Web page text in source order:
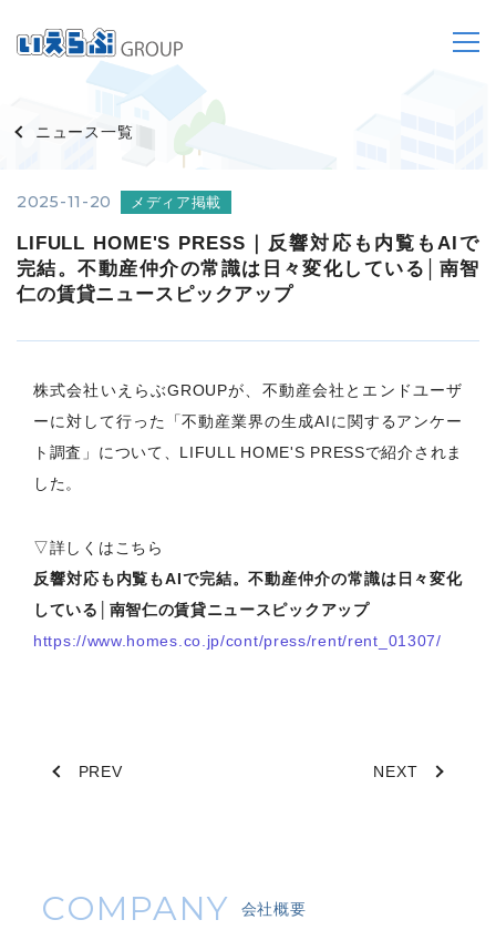
ニュース一覧
2025-11-20 メディア掲載
LIFULL HOME'S PRESS｜反響対応も内覧もAIで
完結。不動産仲介の常識は日々変化している│南智
仁の賃貸ニュースピックアップ
株式会社いえらぶGROUPが、不動産会社とエンドユーザ
ーに対して行った「不動産業界の生成AIに関するアンケー
ト調査」について、LIFULL HOME'S PRESSで紹介されま
した。
▽詳しくはこちら
反響対応も内覧もAIで完結。不動産仲介の常識は日々変化
している│南智仁の賃貸ニュースピックアップ
https://www.homes.co.jp/cont/press/rent/rent_01307/
PREV NEXT
COMPANY 会社概要